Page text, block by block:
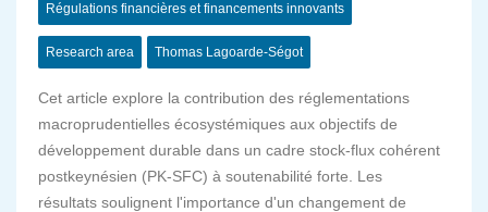
Régulations financières et financements innovants
Research area Thomas Lagoarde-Ségot
Cet article explore la contribution des réglementations
macroprudentielles écosystémiques aux objectifs de
développement durable dans un cadre stock-flux cohérent
postkeynésien (PK-SFC) à soutenabilité forte. Les
résultats soulignent l'importance d'un changement de